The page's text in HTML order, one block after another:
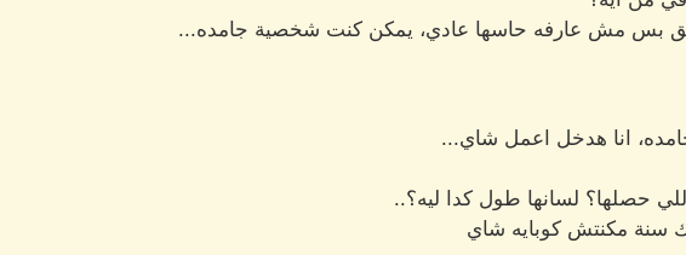
بس مش عارفه حاسها عادي، يمكن كنت شخصية جامده...
انا هدخل اعمل شاي...
حصلها؟ لسانها طول كدا ليه؟..
سنة مكنتش كوبايه شاي